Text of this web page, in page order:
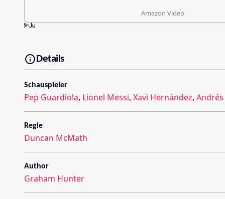
Amazon Video
Details
Schauspieler
Pep Guardiola, Lionel Messi, Xavi Hernández,
Regie
Duncan McMath
Author
Graham Hunter